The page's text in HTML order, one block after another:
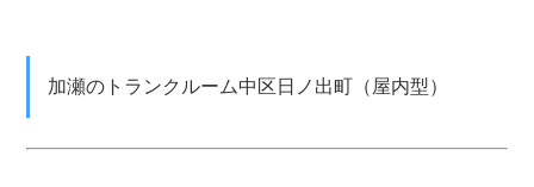
加瀬のトランクルーム中区日ノ出町（屋内型）